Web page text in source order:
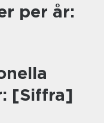
per år:
[Siffra]